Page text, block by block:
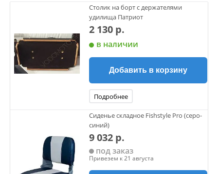
Столик на борт с держателями
удилища Патриот
2 130 р.
в наличии
Добавить в корзину
Подробнее
Сиденье складное Fishstyle Pro (серо-
синий)
9 032 р.
под заказ
Привезем к 21 августа